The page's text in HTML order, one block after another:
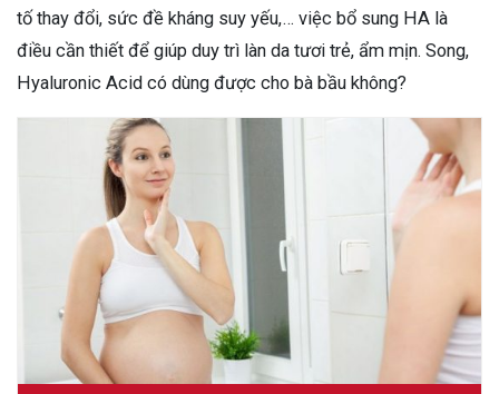
tố thay đổi, sức đề kháng suy yếu,… việc bổ sung HA là
điều cần thiết để giúp duy trì làn da tươi trẻ, ẩm mịn. Song,
Hyaluronic Acid có dùng được cho bà bầu không?